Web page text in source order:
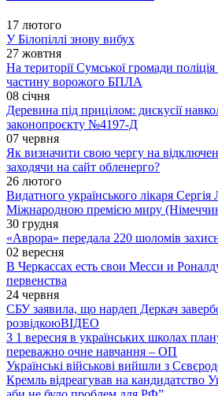
17 лютого
У Білопіллі знову вибух
27 жовтня
На території Сумської громади
частину ворожого БПЛА
08 січня
Деревина під прицілом: дискусії
законопроєкту №4197-Д
07 червня
Як визначити свою чергу на
заходячи на сайт обленерго?
26 лютого
Видатного українського лікаря
Міжнародною премією миру
30 грудня
«Аврора» передала 220 шоломів
02 вересня
В Черкассах есть свои Месси и
первенства
24 червня
СБУ заявила, що нардеп Деркач
розвідкоюВІДЕО
З 1 вересня в українських школах
переважно очне навчання – ОП
Українські військові вийшли з
Кремль відреагував на кандидатство